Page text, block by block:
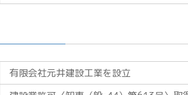
有限会社元井建設工業を設立